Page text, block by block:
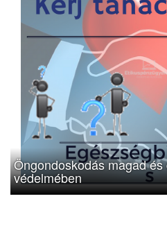
Öngondoskodás magad
védelmében